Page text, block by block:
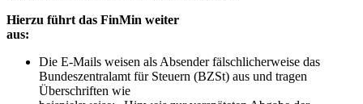
Hierzu führt das FinMin weiter
aus:
Die E-Mails weisen als Absender fälschlicherweise das
Bundeszentralamt für Steuern (BZSt) aus und tragen
Überschriften wie